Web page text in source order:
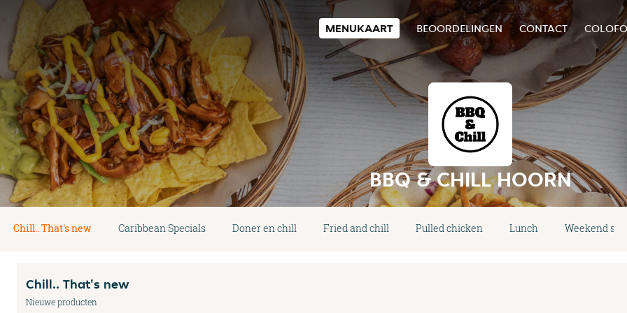
MENUKAART BEOORDELINGEN CONTACT
BBQ & CHILL HOORN
Chill.. That's new Caribbean Specials Doner en chill Fried and chill Pulled chicken Lunch Weekend
Chill.. That's new
Nieuwe producten